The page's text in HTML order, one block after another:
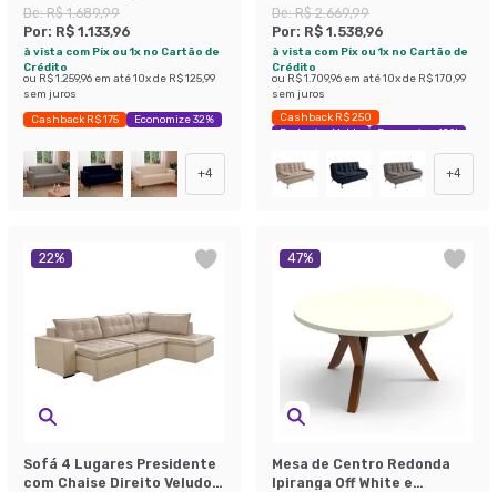
Revestimento Sintético
Café
De:R$ 1.689,99
Por: R$ 1.133,96
à vista com Pix ou 1x no Cartão de
Crédito
ou R$ 1.259,96 em até10x de R$ 125,99
sem juros
Cashback R$ 175 Economize 32%
+4
Madeira Linho Azul Marinho
De:R$ 2.669,99
Por: R$ 1.538,96
à vista com Pix ou 1x no Cartão de
Crédito
ou R$ 1.709,96 em até10x de R$ 170,99
sem juros
Cashback R$ 250
Exclusivo Mobly
Economize 42%
+4
22%
Sofá 4 Lugares Presidente
com Chaise Direito Veludo
47%
Mesa de Centro Redonda
Ipiranga Off White e